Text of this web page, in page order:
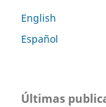
English
Español
Últimas